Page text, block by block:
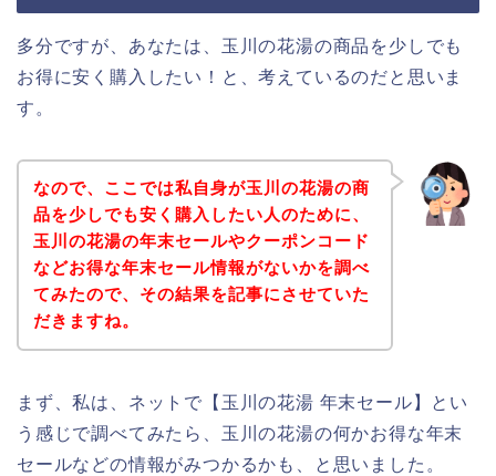
多分ですが、あなたは、玉川の花湯の商品を少しでも
お得に安く購入したい！と、考えているのだと思いま
す。
なので、ここでは私自身が玉川の花湯の商
品を少しでも安く購入したい人のために、
玉川の花湯の年末セールやクーポンコード
などお得な年末セール情報がないかを調べ
てみたので、その結果を記事にさせていた
だきますね。
まず、私は、ネットで【玉川の花湯 年末セール】とい
う感じで調べてみたら、玉川の花湯の何かお得な年末
セールなどの情報がみつかるかも、と思いました。